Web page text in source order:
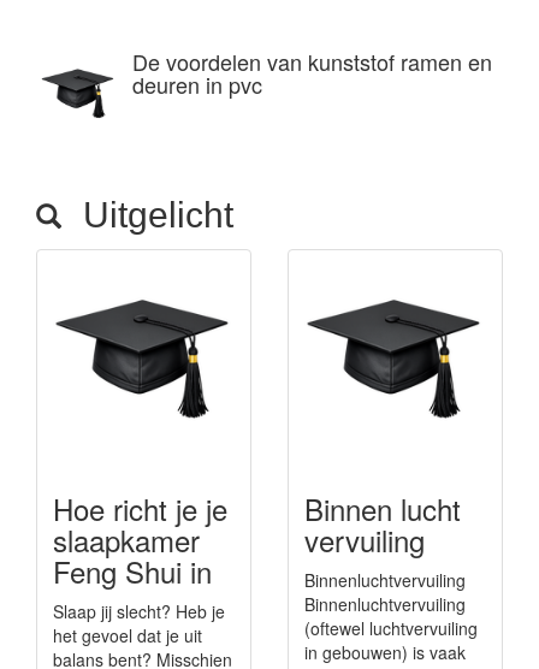
De voordelen van kunststof ramen en
deuren in pvc
Uitgelicht
Hoe richt je je
slaapkamer
Feng Shui in
Slaap jij slecht? Heb je
het gevoel dat je uit
balans bent? Misschien
Binnen lucht
vervuiling
Binnenluchtvervuiling
Binnenluchtvervuiling
(oftewel luchtvervuiling
in gebouwen) is vaak